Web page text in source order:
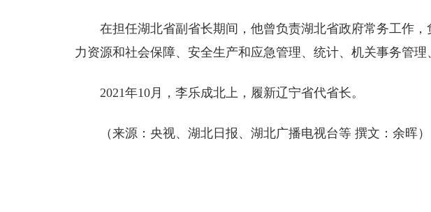
在担任湖北省副省长期间，他曾负责湖北省政府常务工作
力资源和社会保障、安全生产和应急管理、统计、机关事务管理
2021年10月，李乐成北上，履新辽宁省代省长。
（来源：央视、湖北日报、湖北广播电视台等 撰文：余晖）